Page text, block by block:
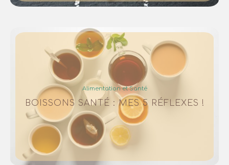
Alimentation et Santé
BOISSONS SANTÉ : MES 5 RÉFLEXES !